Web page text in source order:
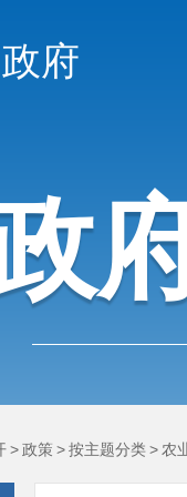
府
>政策 >按主题分类> 农